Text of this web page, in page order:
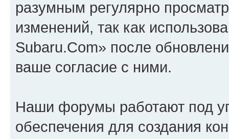
разумным регулярно
изменений, так как
Subaru.Com» после
ваше согласие с ними.
Наши форумы работают под
обеспечения для создания